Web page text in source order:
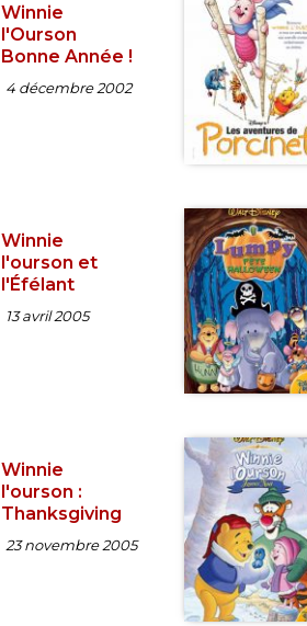
Winnie
l'Ourson
Bonne Année !
4 décembre 2002
Winnie
l'ourson et
l'Éfélant
13 avril 2005
Winnie
l'ourson :
Thanksgiving
23 novembre 2005